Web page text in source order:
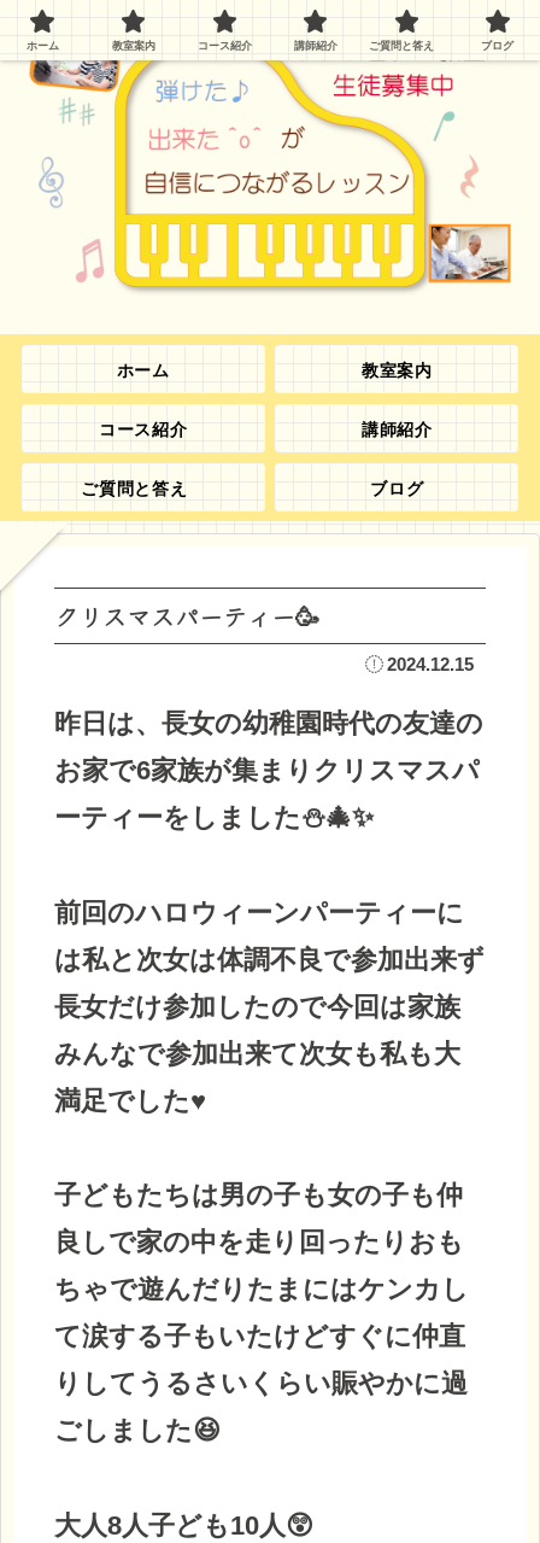
ホーム 教室案内
コース紹介 講師紹介
ご質問と答え ブログ
クリスマスパーティー🥳
2024.12.15
昨日は、長女の幼稚園時代の友達の
お家で6家族が集まりクリスマスパ
ーティーをしました⛄🎄✨
前回のハロウィーンパーティーに
は私と次女は体調不良で参加出来ず
長女だけ参加したので今回は家族
みんなで参加出来て次女も私も大
満足でした♥
子どもたちは男の子も女の子も仲
良しで家の中を走り回ったりおも
ちゃで遊んだりたまにはケンカし
て涙する子もいたけどすぐに仲直
りしてうるさいくらい賑やかに過
ごしました😆
大人8人子ども10人😲
ホーム 教室案内 コース紹介 講師紹介 ご質問と答え ブログ